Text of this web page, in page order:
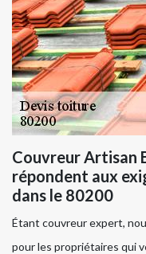
Couvreur Artisan
répondent aux
dans le 80200
Étant couvreur expert,
pour les propriétaires qui